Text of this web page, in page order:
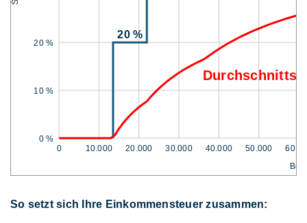
0 %
10 %
20 %
0 10.000 20.000 30.000 40.000 50.000
20 %
So setzt sich Ihre Einkommensteuer zusammen: